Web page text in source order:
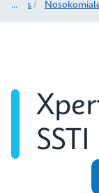
Tests /
SSTI